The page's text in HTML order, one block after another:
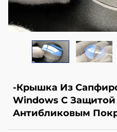
-Крышка Из
Windows С
Антибликовым